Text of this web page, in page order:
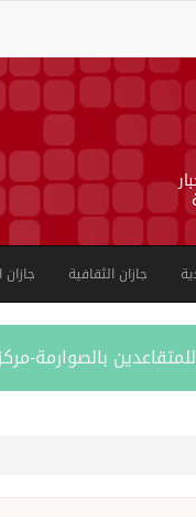
جازان الثقافية
بالصوارمة-
على الجوامع والمساجد خلال شهر يوليو 2026م